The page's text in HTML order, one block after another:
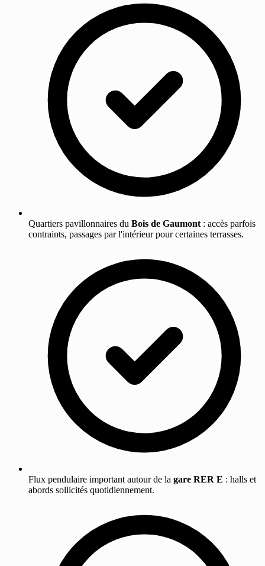
Quartiers pavillonnaires du Bois de Gaumont : accès parfois
contraints, passages par l'intérieur pour certaines terrasses.
Flux pendulaire important autour de la gare RER E : halls et
abords sollicités quotidiennement.